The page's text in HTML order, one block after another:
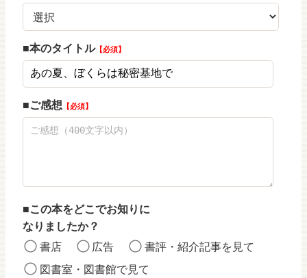
本のタイトル 必須
ご感想 必須
この本をどこでお知りに
なりましたか？
書店
広告
書評・紹介記事を見て
図書室・図書館で見て